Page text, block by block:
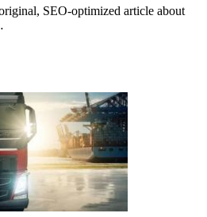
SEO-optimized article about